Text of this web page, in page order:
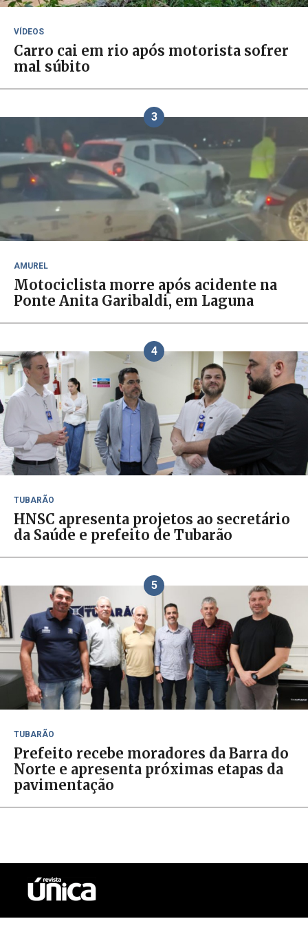
VÍDEOS
Carro cai em rio após motorista sofrer
mal súbito
3
AMUREL
Motociclista morre após acidente na
Ponte Anita Garibaldi, em Laguna
4
TUBARÃO
HNSC apresenta projetos ao secretário
da Saúde e prefeito de Tubarão
5
TUBARÃO
Prefeito recebe moradores da Barra do
Norte e apresenta próximas etapas da
pavimentação